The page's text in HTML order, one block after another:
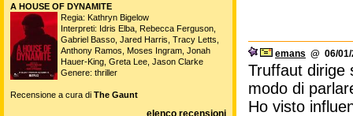
emans @ 06/
Truffaut dirige
modo di
Ho visto
A HOUSE OF DYNAMITE
Regia: Kathryn Bigelow
Interpreti: Idris Elba, Rebecca Ferguson,
Gabriel Basso, Jared Harris, Tracy Letts,
Anthony Ramos, Moses Ingram, Jonah
Hauer-King, Greta Lee, Jason Clarke
Genere: thriller
Recensione a cura di The Gaunt
elenco recensioni